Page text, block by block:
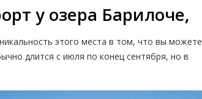
у озера Барилоче,
этого места в том, что вы можете
длится с июля по конец сентября, но в